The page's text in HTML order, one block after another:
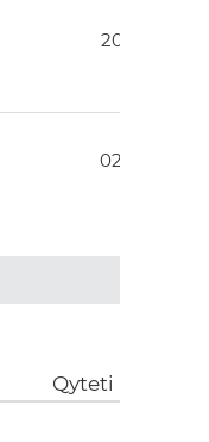
202.00
024.00
Qyteti